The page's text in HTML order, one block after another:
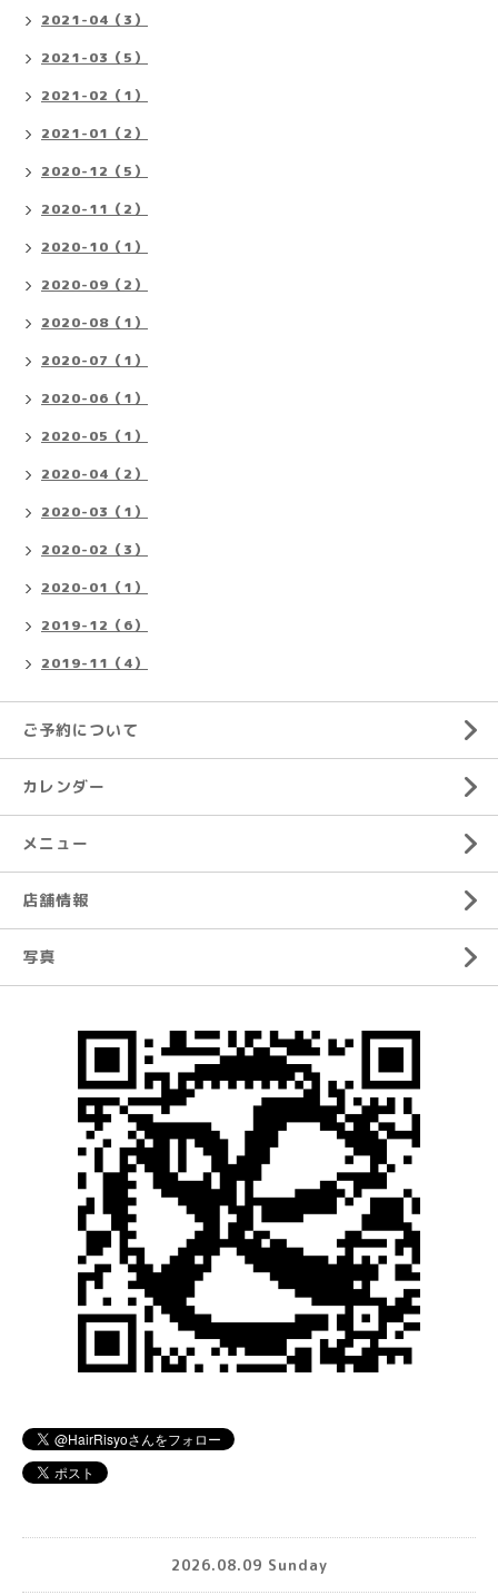
2021-04（3）
2021-03（5）
2021-02（1）
2021-01（2）
2020-12（5）
2020-11（2）
2020-10（1）
2020-09（2）
2020-08（1）
2020-07（1）
2020-06（1）
2020-05（1）
2020-04（2）
2020-03（1）
2020-02（3）
2020-01（1）
2019-12（6）
2019-11（4）
ご予約について
カレンダー
メニュー
店舗情報
写真
2026.08.09 Sunday